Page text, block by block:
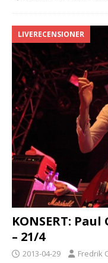
LIVERECENSIONER
KONSERT:
– 21/4
2013-04-29 Fredrik